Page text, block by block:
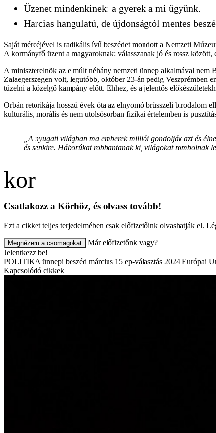
Üzenet mindenkinek: a gyerek a mi ügyünk.
Harcias hangulatú, de újdonságtól mentes
Saját mércéjével is radikális ívű beszédet mondott a Nemzeti
A kormányfő üzent a magyaroknak: válasszanak jó és rossz
A miniszterelnök az elmúlt néhány nemzeti ünnep alkalmával nem
Zalaegerszegen volt, legutóbb, október 23-án pedig Veszprémben
tüzelni a közelgő kampány előtt. Ehhez, és a jelentős
Orbán retorikája hosszú évek óta az elnyomó brüsszeli birodalom
kulturális, morális és nem utolsósorban fizikai értelemben is
„A nyugati világban ma emberek milliói gondolják azt és
és senkire. Háborúkat robbantanak ki, világokat rombolnak
Csatlakozz a Körhöz, és olvass tovább!
Ezt a cikket teljes terjedelmében csak előfizetőink olvashatják el.
Megnézem a csomagokat
Már előfizetőnk vagy?
Jelentkezz be!
POLITIKA ünnepi beszéd március 15 ep-választás 2024 Európai
Kapcsolódó cikkek